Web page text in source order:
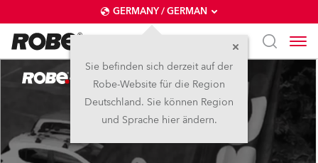
GERMANY / GERMAN
Sie befinden sich derzeit auf der
Robe-Website für die Region
Deutschland. Sie können Region
und Sprache hier ändern.